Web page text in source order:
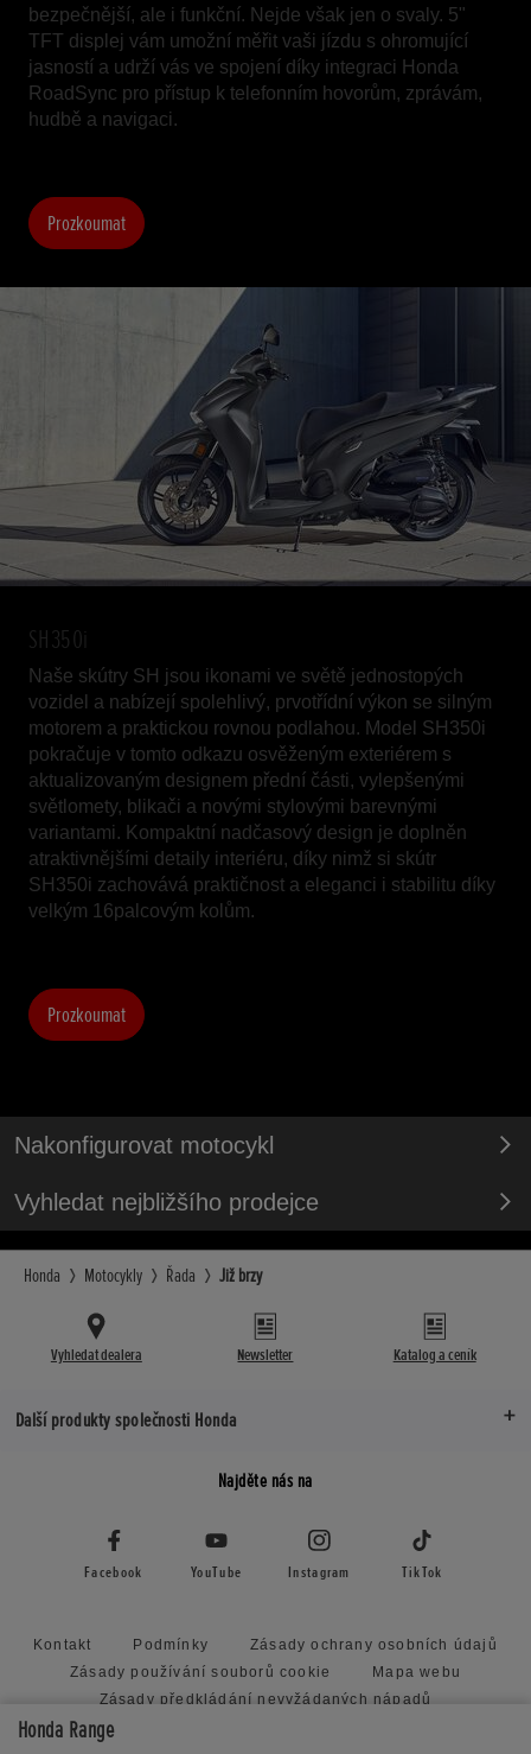
Honda Range
bezpečnější, ale i funkční. Nejde však jen o svaly. 5"
TFT displej vám umožní měřit vaši jízdu s ohromující
jasností a udrží vás ve spojení díky integraci Honda
RoadSync pro přístup k telefonním hovorům, zprávám,
hudbě a navigaci.
Prozkoumat
SH350i
Naše skútry SH jsou ikonami ve světě jednostopých
vozidel a nabízejí spolehlivý, prvotřídní výkon se silným
motorem a praktickou rovnou podlahou. Model SH350i
pokračuje v tomto odkazu osvěženým exteriérem s
aktualizovaným designem přední části, vylepšenými
světlomety, blikači a novými stylovými barevnými
variantami. Kompaktní nadčasový design je doplněn
atraktivnějšími detaily interiéru, díky nimž si skútr
SH350i zachovává praktičnost a eleganci i stabilitu díky
velkým 16palcovým kolům.
Prozkoumat
Nakonfigurovat motocykl
Vyhledat nejbližšího prodejce
Honda Motocykly Řada Již brzy
Vyhledat dealera Newsletter Katalog a ceník
Další produkty společnosti Honda
Najděte nás na
Facebook YouTube Instagram TikTok
Kontakt Podmínky
Zásady ochrany osobních údajů
Zásady používání souborů cookie
Mapa webu
Zásady předkládání nevyžádaných nápadů
Honda RoadSync Connected Services and Products